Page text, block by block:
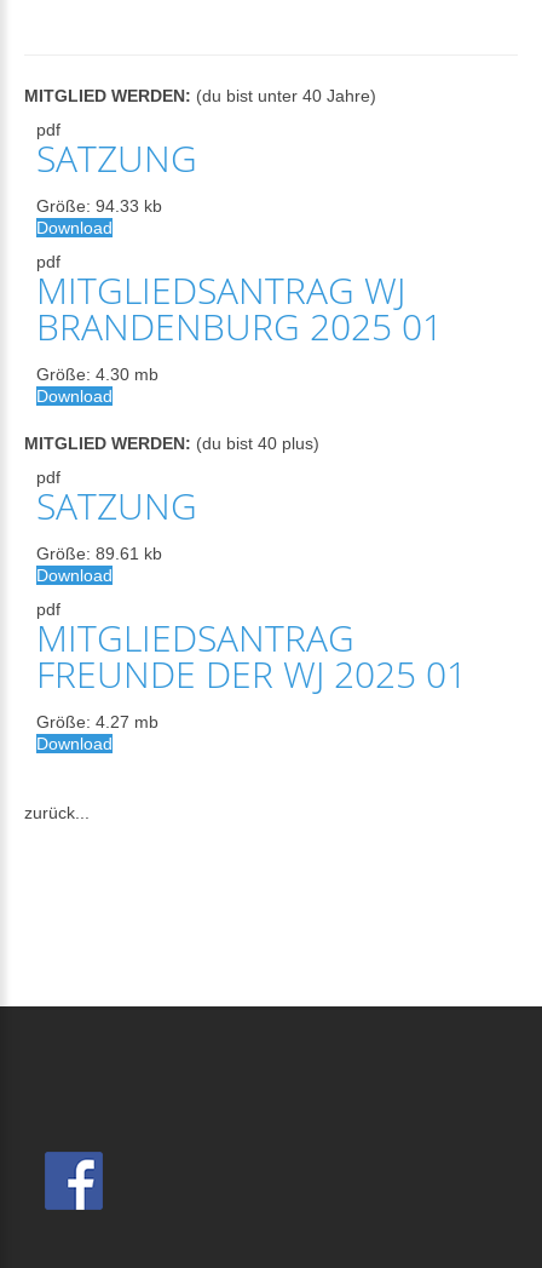
MITGLIED WERDEN: (du bist unter 40 Jahre)
pdf
SATZUNG
Größe: 94.33 kb
Download
pdf
MITGLIEDSANTRAG WJ
BRANDENBURG 2025 01
Größe: 4.30 mb
Download
MITGLIED WERDEN: (du bist 40 plus)
pdf
SATZUNG
Größe: 89.61 kb
Download
pdf
MITGLIEDSANTRAG
FREUNDE DER WJ 2025 01
Größe: 4.27 mb
Download
zurück...